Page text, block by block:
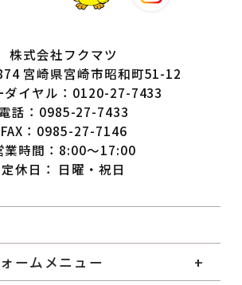
株式会社フクマツ
宮崎県宮崎市昭和町51-12
ダイヤル：0120-27-7433
電話：0985-27-7433
FAX：0985-27-7146
業時間：8:00～17:00
定休日： 日曜・祝日
ームメニュー